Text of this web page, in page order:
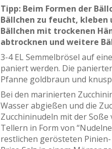
Tipp: Beim Formen der
Bällchen zu feucht,
Bällchen mit trockenen
abtrocknen und weitere
3-4 EL Semmelbrösel auf
paniert werden. Die
Pfanne goldbraun und
Bei den marinierten
Wasser abgießen und die
Zucchininudeln mit der
Tellern in Form von
restlichen gerösteten